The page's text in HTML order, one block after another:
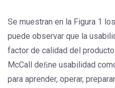
Se muestran en la Figura 1
puede observar que la
factor de calidad del
McCall deﬁne usabilidad
para aprender, operar,